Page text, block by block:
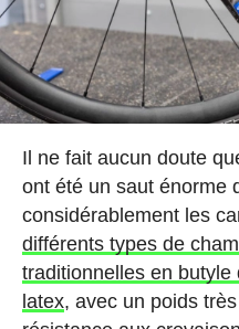
Il ne fait aucun doute
ont été un saut énorme
considérablement les
différents types de
traditionnelles en butyle
latex, avec un poids